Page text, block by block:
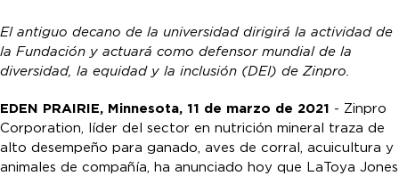
El antiguo decano de la universidad dirigirá la actividad de
la Fundación y actuará como defensor mundial de la
diversidad, la equidad y la inclusión (DEI) de Zinpro.
EDEN PRAIRIE, Minnesota, 11 de marzo de 2021 - Zinpro
Corporation, líder del sector en nutrición mineral traza de
alto desempeño para ganado, aves de corral, acuicultura y
animales de compañía, ha anunciado hoy que LaToya Jones